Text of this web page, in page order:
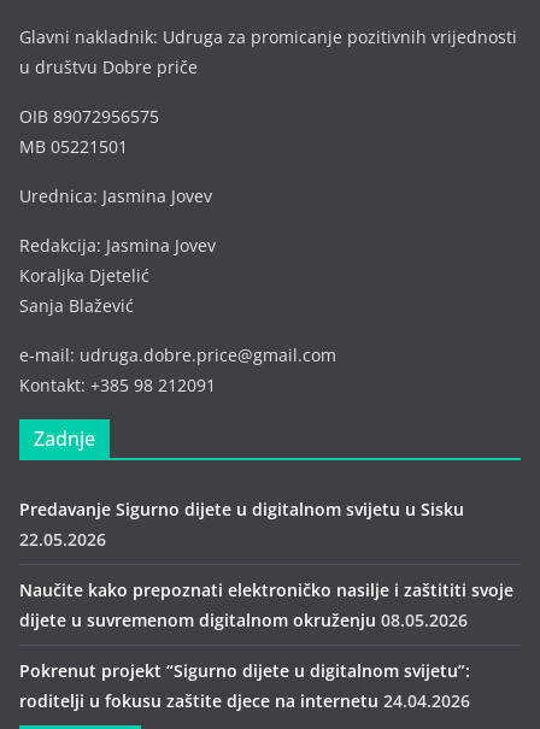
Glavni nakladnik: Udruga za promicanje pozitivnih vrijednosti
u društvu Dobre priče
OIB 89072956575
MB 05221501
Urednica: Jasmina Jovev
Redakcija: Jasmina Jovev
Koraljka Djetelić
Sanja Blažević
e-mail: udruga.dobre.price@gmail.com
Kontakt: +385 98 212091
Zadnje
Predavanje Sigurno dijete u digitalnom svijetu u Sisku
22.05.2026
Naučite kako prepoznati elektroničko nasilje i zaštititi svoje
dijete u suvremenom digitalnom okruženju 08.05.2026
Pokrenut projekt “Sigurno dijete u digitalnom svijetu”:
roditelji u fokusu zaštite djece na internetu 24.04.2026